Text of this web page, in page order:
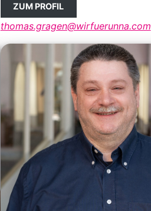
ZUM PROFIL
thomas.gragen@wirfuerunna.com